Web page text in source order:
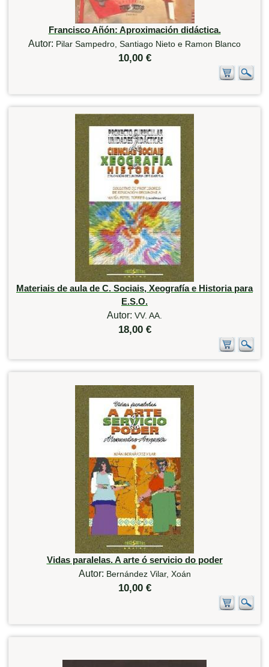
Francisco Añón: Aproximación didáctica.
Autor: Pilar Sampedro, Santiago Nieto e Ramon Blanco
10,00 €
Materiais de aula de C. Sociais, Xeografía e Historia para
E.S.O.
Autor: VV. AA.
18,00 €
Vidas paralelas. A arte ó servicio do poder
Autor: Bernández Vilar, Xoán
10,00 €